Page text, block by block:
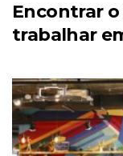
Encontrar
trabalhar